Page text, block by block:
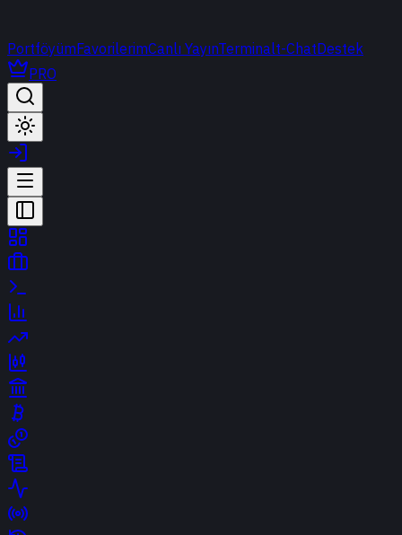
PortföyümFavorilerimCanlı YayınTerminalt-ChatDestek
PRO